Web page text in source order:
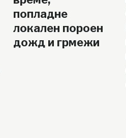
попладне
локален пороен
дожд и грмежи